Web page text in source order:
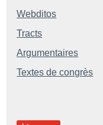
Webditos
Tracts
Argumentaires
Textes de congrès